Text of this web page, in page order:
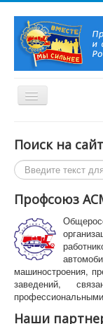
Включить/
выключить
Главная
Главная
О Профсоюзе
Контакты
Символика
Новости и
Актуально!
Фотогалерея
Все для
Поиск на
Поиск
по
сайту
Профсоюз
машиностроения,
заведений,
Наши